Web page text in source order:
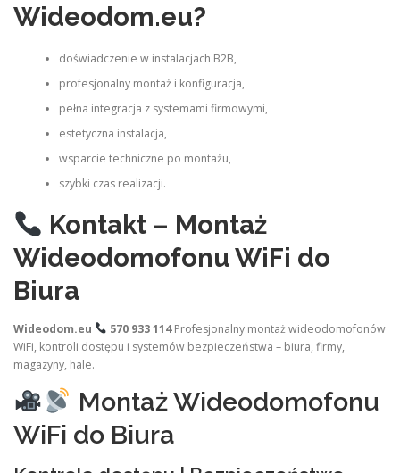
Wideodom.eu?
doświadczenie w instalacjach B2B,
profesjonalny montaż i konfiguracja,
pełna integracja z systemami firmowymi,
estetyczna instalacja,
wsparcie techniczne po montażu,
szybki czas realizacji.
Kontakt – Montaż
Wideodomofonu WiFi do
Biura
Wideodom.eu 570 933 114Profesjonalny montaż wideodomofonów
WiFi, kontroli dostępu i systemów bezpieczeństwa – biura, firmy,
magazyny, hale.
Montaż Wideodomofonu
WiFi do Biura